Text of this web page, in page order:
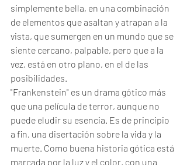
simplemente bella, en una combinación
de elementos que asaltan y atrapan a la
vista, que sumergen en un mundo que se
siente cercano, palpable, pero que a la
vez, está en otro plano, en el de las
posibilidades.
"Frankenstein" es un drama gótico más
que una película de terror, aunque no
puede eludir su esencia. Es de principio
a fin, una disertación sobre la vida y la
muerte. Como buena historia gótica está
marcada por la luz y el color, con una